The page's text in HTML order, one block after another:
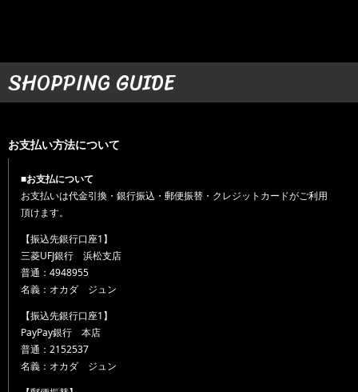
SHOPPING GUIDE
お支払い方法について
■お支払について
お支払いは代金引換・銀行振込・郵便振替・クレジットカードがご利用
頂けます。
【振込先銀行口座1】
三菱UFJ銀行 浜松支店
普通：4948955
名義：オカダ ジュン
【振込先銀行口座1】
PayPay銀行 本店
普通：2152537
名義：オカダ ジュン